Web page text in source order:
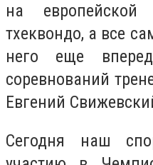
на
тхеквондо, а все
него еще
соревнований
Евгений
Сегодня наш